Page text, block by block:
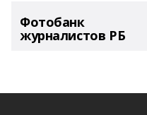
Фотобанк
журналистов РБ